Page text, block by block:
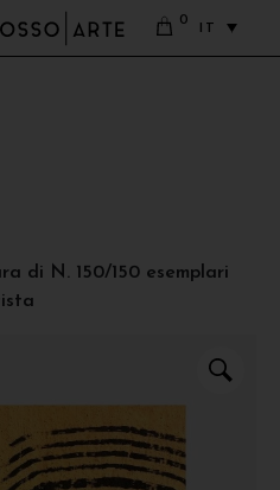
0
IT
di N. 150/150 esemplari